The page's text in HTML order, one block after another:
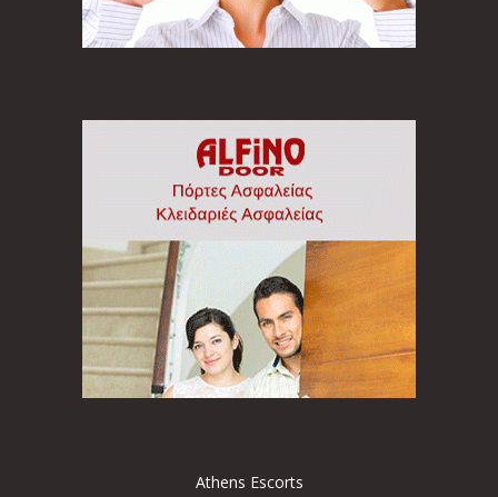
Athens Escorts